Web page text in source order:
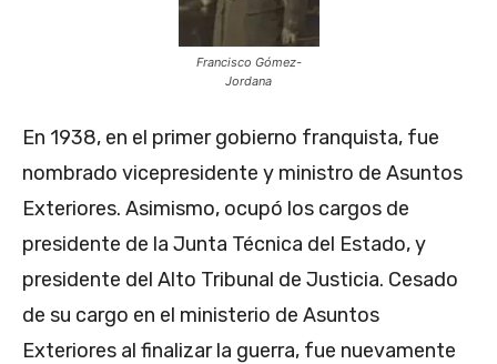
Francisco Gómez-
Jordana
En 1938, en el primer gobierno franquista, fue
nombrado vicepresidente y ministro de Asuntos
Exteriores. Asimismo, ocupó los cargos de
presidente de la Junta Técnica del Estado, y
presidente del Alto Tribunal de Justicia. Cesado
de su cargo en el ministerio de Asuntos
Exteriores al finalizar la guerra, fue nuevamente